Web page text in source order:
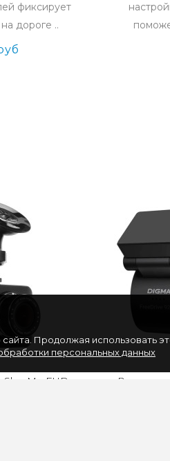
фиксирует
дороге ..
Me FHD-
Продолжая использовать
персональных данных